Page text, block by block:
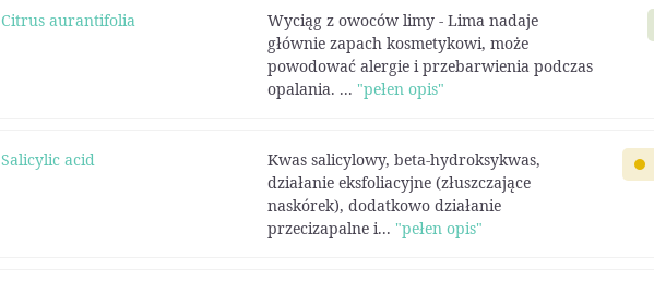
Citrus aurantifolia
Wyciąg z owoców limy - Lima nadaje
głównie zapach kosmetykowi, może
powodować alergie i przebarwienia podczas
opalania. ... "pełen opis"
Salicylic acid
Kwas salicylowy, beta-hydroksykwas,
działanie eksfoliacyjne (złuszczające
naskórek), dodatkowo działanie
przecizapalne i... "pełen opis"